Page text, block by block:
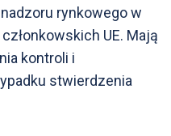
rynkowego w
UE. Mają
kontroli i
stwierdzenia